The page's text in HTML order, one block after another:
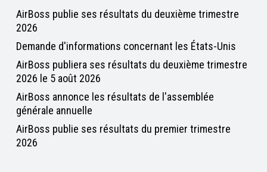
AirBoss publie ses résultats du deuxième trimestre
2026
Demande d'informations concernant les États-Unis
AirBoss publiera ses résultats du deuxième trimestre
2026 le 5 août 2026
AirBoss annonce les résultats de l'assemblée
générale annuelle
AirBoss publie ses résultats du premier trimestre
2026